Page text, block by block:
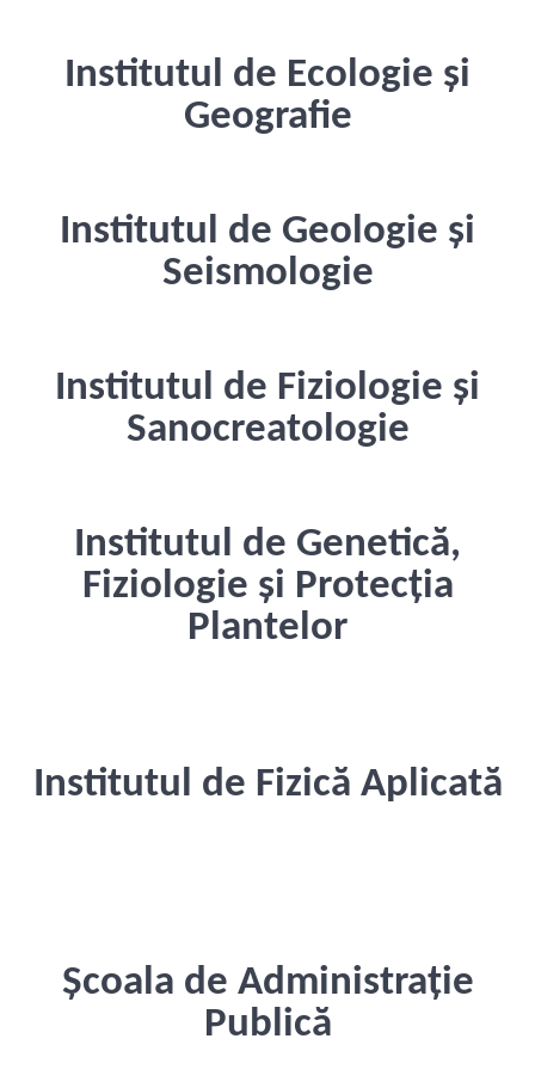
Institutul de Ecologie și
Geografie
Institutul de Geologie și
Seismologie
Institutul de Fiziologie și
Sanocreatologie
Institutul de Genetică,
Fiziologie și Protecția
Plantelor
Institutul de Fizică Aplicată
Școala de Administrație
Publică